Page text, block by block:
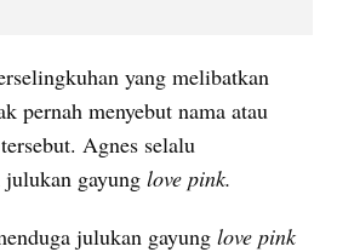
yang melibatkan
pernah menyebut nama atau
Agnes selalu
julukan gayung love pink.
julukan gayung